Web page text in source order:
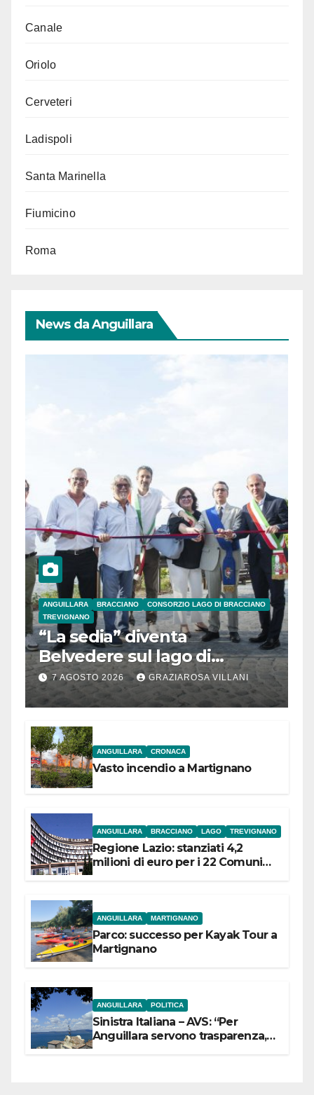
Canale
Oriolo
Cerveteri
Ladispoli
Santa Marinella
Fiumicino
Roma
News da Anguillara
ANGUILLARA BRACCIANO
CONSORZIO LAGO DI BRACCIANO
TREVIGNANO
“La sedia” diventa
Belvedere sul lago di
Bracciano: ieri
l’inaugurazione
7 AGOSTO 2026 GRAZIAROSA VILLANI
ANGUILLARA CRONACA
Vasto incendio a Martignano
ANGUILLARA BRACCIANO LAGO TREVIGNANO
Regione Lazio: stanziati 4,2
milioni di euro per i 22 Comuni
ANGUILLARA MARTIGNANO
Parco: successo per Kayak Tour a
Martignano
ANGUILLARA POLITICA
Sinistra Italiana – AVS: “Per
Anguillara servono trasparenza,